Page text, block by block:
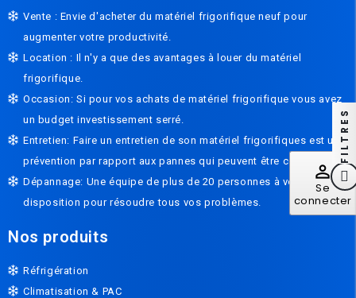
perm_identity
Se
connecter
Vente : Envie d'acheter du matériel frigorifique neuf pour
augmenter votre productivité.
Location : Il n'y a que des avantages à louer du matériel
frigorifique.
Occasion: Si pour vos achats de matériel frigorifique vous avez
un budget investissement serré.
Entretien: Faire un entretien de son matériel frigorifiques est une
prévention par rapport aux pannes qui peuvent être coûteuses.
Dépannage: Une équipe de plus de 20 personnes à votre
disposition pour résoudre tous vos problèmes.
Nos produits
Réfrigération
Climatisation & PAC
FILTRES